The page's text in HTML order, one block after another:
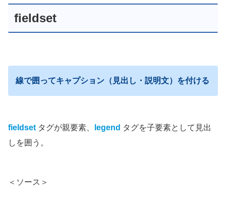
fieldset
線で囲ってキャプション（見出し・説明文）を付ける
fieldset タグが親要素、 legend タグを子要素として見出
しを囲う。
＜ソース＞